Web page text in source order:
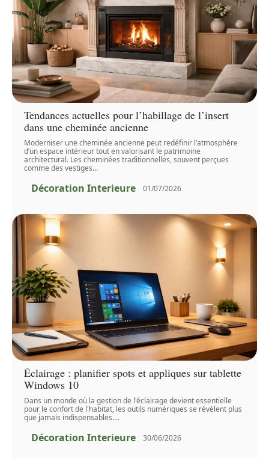
Tendances actuelles pour l’habillage de l’insert
dans une cheminée ancienne
Moderniser une cheminée ancienne peut redéfinir l’atmosphère
d’un espace intérieur tout en valorisant le patrimoine
architectural. Les cheminées traditionnelles, souvent perçues
comme des vestiges…
Décoration Interieure 01/07/2026
Éclairage : planifier spots et appliques sur tablette
Windows 10
Dans un monde où la gestion de l'éclairage devient essentielle
pour le confort de l'habitat, les outils numériques se révèlent plus
que jamais indispensables.…
Décoration Interieure 30/06/2026